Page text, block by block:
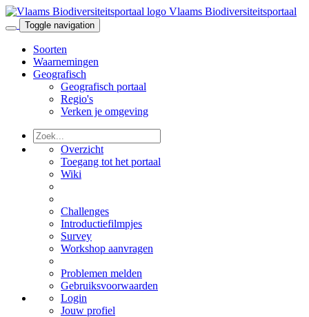
Vlaams Biodiversiteitsportaal
Toggle navigation
Soorten
Waarnemingen
Geografisch
Geografisch portaal
Regio's
Verken je omgeving
Overzicht
Toegang tot het portaal
Wiki
Challenges
Introductiefilmpjes
Survey
Workshop aanvragen
Problemen melden
Gebruiksvoorwaarden
Login
Jouw profiel